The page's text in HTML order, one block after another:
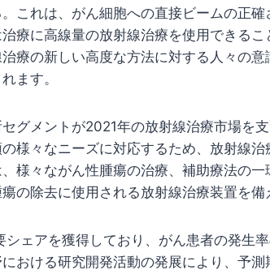
これは、がん細胞への直接ビームの正確
療に高線量の放射線治療を使用できるこ
療の新しい高度な方法に対する人々の意
ます。
グメントが2021年の放射線治療市場を
様々なニーズに対応するため、放射線治
様々ながん性腫瘍の治療、補助療法の一
の除去に使用される放射線治療装置を備
ェアを獲得しており、がん患者の発生
おける研究開発活動の発展により、予測